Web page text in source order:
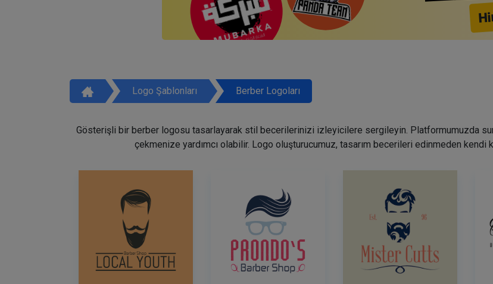
Logo Şablonları Berber Logoları
Gösterişli bir berber logosu tasarlayarak stil becerilerinizi izleyicilere sergileyin. Platformumuzda
çekmenize yardımcı olabilir. Logo oluşturucumuz, tasarım becerileri edinmeden kendi